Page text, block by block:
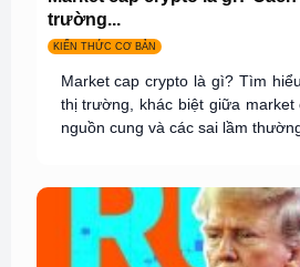
trường...
KIẾN THỨC CƠ BẢN
Market cap crypto là gì? Tìm
thị trường, khác biệt giữa market
nguồn cung và các sai lầm thường